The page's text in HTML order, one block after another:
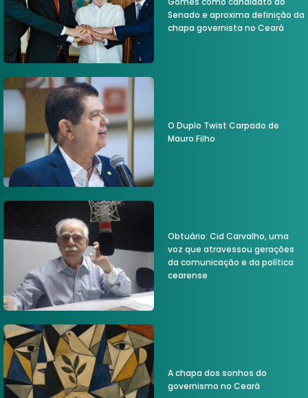
Senado e aproxima definição da
chapa governista no Ceará
O Duplo Twist Carpado de
Mauro Filho
Obtuário: Cid Carvalho, uma
voz que atravessou gerações
da comunicação e da política
cearense
A chapa dos sonhos do
governismo no Ceará